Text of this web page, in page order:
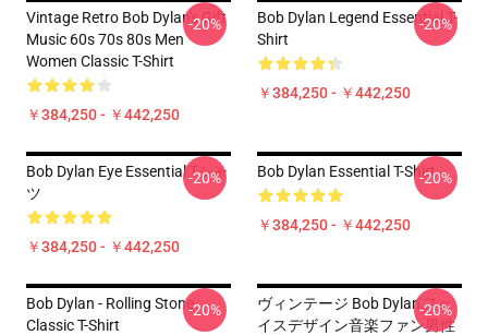
Vintage Retro Bob Dylan's Gift
Music 60s 70s 80s Men
Women Classic T-Shirt
￥384,250 - ￥442,250
-20%
Bob Dylan Legend Essential T-
Shirt
￥384,250 - ￥442,250
-20%
Bob Dylan Eye Essential Tシャ
ツ
￥384,250 - ￥442,250
-20% Bob Dylan Essential T-Shirt
￥384,250 - ￥442,250
-20%
Bob Dylan - Rolling Stone
Classic T-Shirt
-20%
ヴィンテージ Bob Dylan'フェ
イスデザイン音楽ファン男性
-20%